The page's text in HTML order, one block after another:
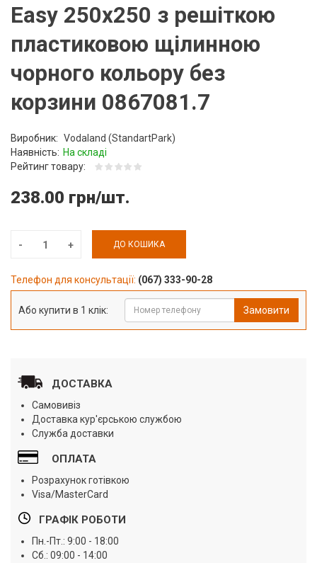
Easy 250х250 з решіткою
пластиковою щілинною
чорного кольору без
корзини 0867081.7
Виробник: Vodaland (StandartPark)
Наявність: На складі
Рейтинг товару:
238.00 грн/шт.
ДО КОШИКА
Телефон для консультації: (067) 333-90-28
Або купити в 1 клік: Замовити
ДОСТАВКА
Самовивіз
Доставка кур'єрською службою
Служба доставки
ОПЛАТА
Розрахунок готівкою
Visa/MasterCard
ГРАФІК РОБОТИ
Пн.-Пт.: 9:00 - 18:00
Сб.: 09:00 - 14:00